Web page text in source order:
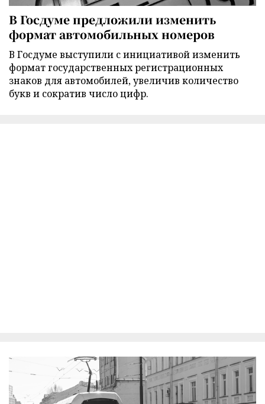
В Госдуме предложили изменить
формат автомобильных номеров
В Госдуме выступили с инициативой изменить
формат государственных регистрационных
знаков для автомобилей, увеличив количество
букв и сократив число цифр.